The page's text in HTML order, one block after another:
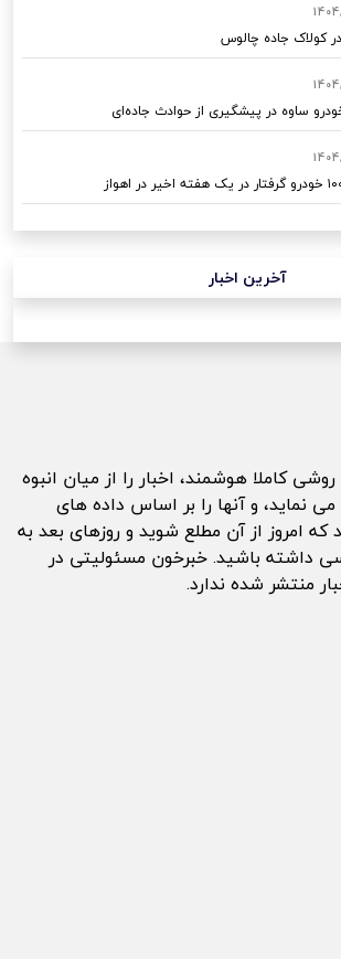
کولاک جاده چالوس
آخرین اخبار
کاملا هوشمند، اخبار را از میان انبوه
نماید، و آنها را بر اساس داده های
که امروز از آن مطلع شوید و روزهای بعد به
داشته باشید. خبرخون مسئولیتی در
منتشر شده ندارد.